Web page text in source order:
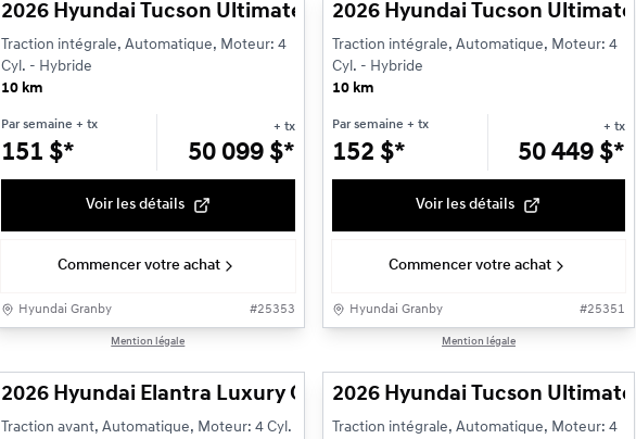
2026 Hyundai Tucson Ultimate hybride AWD Hybride
Traction intégrale, Automatique, Moteur: 4
Cyl. - Hybride
10 km
Par semaine + tx
151 $*
+ tx
50 099 $*
Voir les détails
Commencer votre achat
Hyundai Granby #25353
Mention légale
2026 Hyundai Tucson
Traction intégrale, Automatique, Moteur: 4
Cyl. - Hybride
10 km
Par semaine + tx
152 $*
+ tx
50 449$*
Voir les détails
Commencer votre achat
Hyundai Granby #25351
Mention légale
2026 Hyundai Elantra Luxury Groupe motopropulseur hybride
Traction avant, Automatique, Moteur: 4 Cyl.
2026 Hyundai Tucson
Traction intégrale, Automatique, Moteur: 4